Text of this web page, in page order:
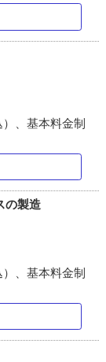
、基本料金制
の製造
、基本料金制